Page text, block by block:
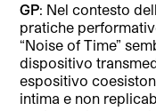
GP: Nel contesto
pratiche
“Noise of Time”
dispositivo
espositivo
intima e non